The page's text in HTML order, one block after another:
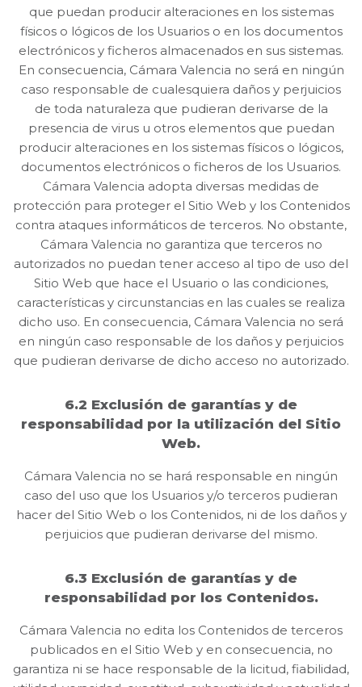
que puedan producir alteraciones en los sistemas
físicos o lógicos de los Usuarios o en los documentos
electrónicos y ficheros almacenados en sus sistemas.
En consecuencia, Cámara Valencia no será en ningún
caso responsable de cualesquiera daños y perjuicios
de toda naturaleza que pudieran derivarse de la
presencia de virus u otros elementos que puedan
producir alteraciones en los sistemas físicos o lógicos,
documentos electrónicos o ficheros de los Usuarios.
Cámara Valencia adopta diversas medidas de
protección para proteger el Sitio Web y los Contenidos
contra ataques informáticos de terceros. No obstante,
Cámara Valencia no garantiza que terceros no
autorizados no puedan tener acceso al tipo de uso del
Sitio Web que hace el Usuario o las condiciones,
características y circunstancias en las cuales se realiza
dicho uso. En consecuencia, Cámara Valencia no será
en ningún caso responsable de los daños y perjuicios
que pudieran derivarse de dicho acceso no autorizado.
6.2 Exclusión de garantías y de
responsabilidad por la utilización del Sitio
Web.
Cámara Valencia no se hará responsable en ningún
caso del uso que los Usuarios y/o terceros pudieran
hacer del Sitio Web o los Contenidos, ni de los daños y
perjuicios que pudieran derivarse del mismo.
6.3 Exclusión de garantías y de
responsabilidad por los Contenidos.
Cámara Valencia no edita los Contenidos de terceros
publicados en el Sitio Web y en consecuencia, no
garantiza ni se hace responsable de la licitud, fiabilidad,